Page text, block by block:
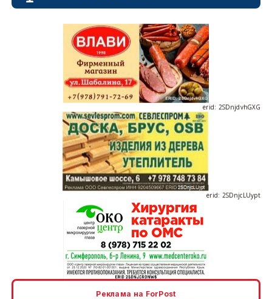
erid: 2SDnjdvhGXG
erid: 2SDnjcLUypt
erid: 2SDnjcrDNw6
Реклама на ForPost